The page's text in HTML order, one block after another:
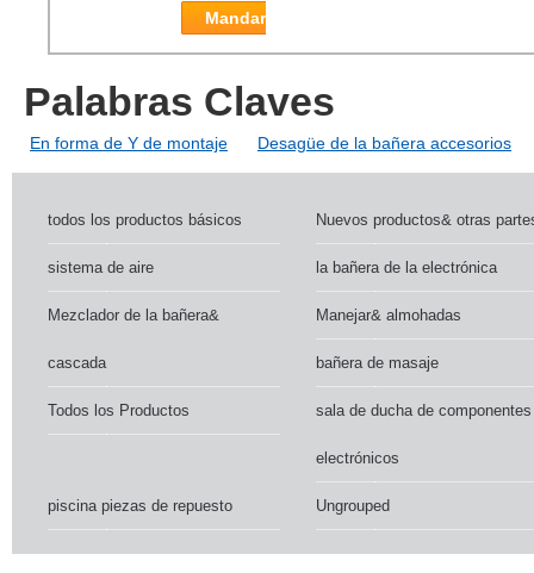
Mandar
Palabras Claves
En forma de Y de montaje Desagüe de la bañera accesorios
todos los productos básicos Nuevos productos& otras
sistema de aire la bañera de la electrónica
Mezclador de la bañera&
cascada
Manejar& almohadas
bañera de masaje
Todos los Productos sala de ducha de componentes
electrónicos
piscina piezas de repuesto Ungrouped